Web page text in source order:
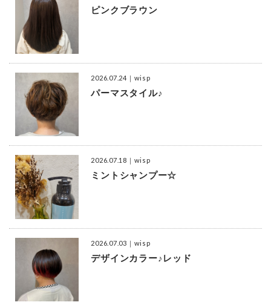
ピンクブラウン
2026.07.24 ｜wisp
パーマスタイル♪
2026.07.18 ｜wisp
ミントシャンプー☆
2026.07.03 ｜wisp
デザインカラー♪レッド